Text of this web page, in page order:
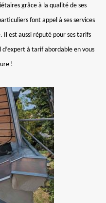
grâce à la qualité de ses
font appel à ses services
Il est aussi réputé pour ses tarifs
à tarif abordable en vous
!